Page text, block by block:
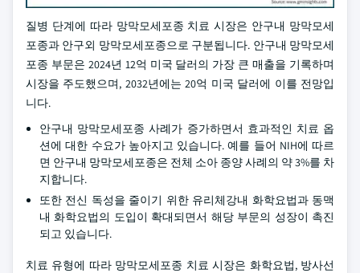
질병 단계에 따라 망막모세포종 치료 시장은 안구내 망막모세
포종과 안구외 망막모세포종으로 구분됩니다. 안구내 망막모세
포종 부문은 2024년 12억 미국 달러의 가장 큰 매출을 기록하며
시장을 주도했으며, 2032년에는 20억 미국 달러에 이를 전망입
니다.
안구내 망막모세포종 사례가 증가하면서 효과적인 치료 옵
션에 대한 수요가 높아지고 있습니다. 예를 들어 NIH에 따르
면 안구내 망막모세포종은 전체 소아 종양 사례의 약 3%를 차
지합니다.
또한 전신 독성을 줄이기 위한 유리체강내 화학요법과 동맥
내 화학요법의 도입이 확대되면서 해당 부문의 성장이 촉진
되고 있습니다.
치료 유형에 따라 망막모세포종 치료 시장은 화학요법, 방사선